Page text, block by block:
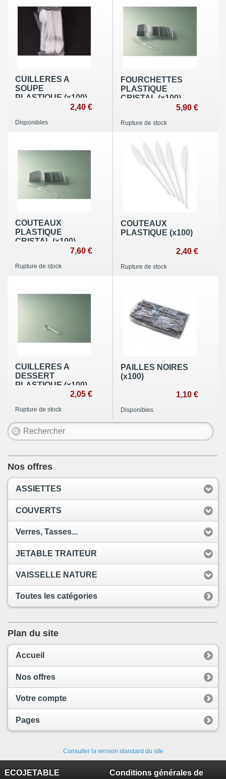
CUILLERES A
SOUPE
PLASTIQUE (x100)
2,40 €
Disponibles
FOURCHETTES
PLASTIQUE
CRISTAL (x100)
5,90 €
Rupture de stock
COUTEAUX
PLASTIQUE
CRISTAL (x100)
7,60 €
Rupture de stock
COUTEAUX
PLASTIQUE (x100)
2,40 €
Rupture de stock
CUILLERES A
DESSERT
PLASTIQUE (x100)
2,05 €
Rupture de stock
PAILLES NOIRES
(x100)
1,10 €
Disponibles
Nos offres
ASSIETTES
COUVERTS
Verres, Tasses...
JETABLE TRAITEUR
VAISSELLE NATURE
Toutes les catégories
Plan du site
Accueil
Nos offres
Votre compte
Pages
Consulter la version standard du site
ECOJETABLE
Conditions générales de